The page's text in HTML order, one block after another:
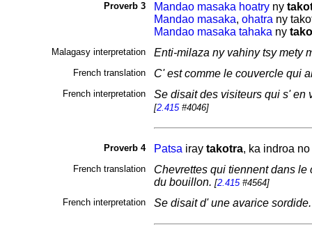
Proverb 3 Mandao masaka hoatryny
Mandao masaka, ohatra ny
Mandao masaka tahaka ny
Malagasy interpretation Enti-milaza ny vahiny tsy mety
French translation C' est comme le couvercle qui
French interpretation Se disait des visiteurs qui s' en
[2.415#4046]
Proverb 4 Patsa iray takotra, ka indroa no
French translation
Chevrettes qui tiennent dans
du bouillon. [2.415#4564]
French interpretation
Se disait d' une avarice